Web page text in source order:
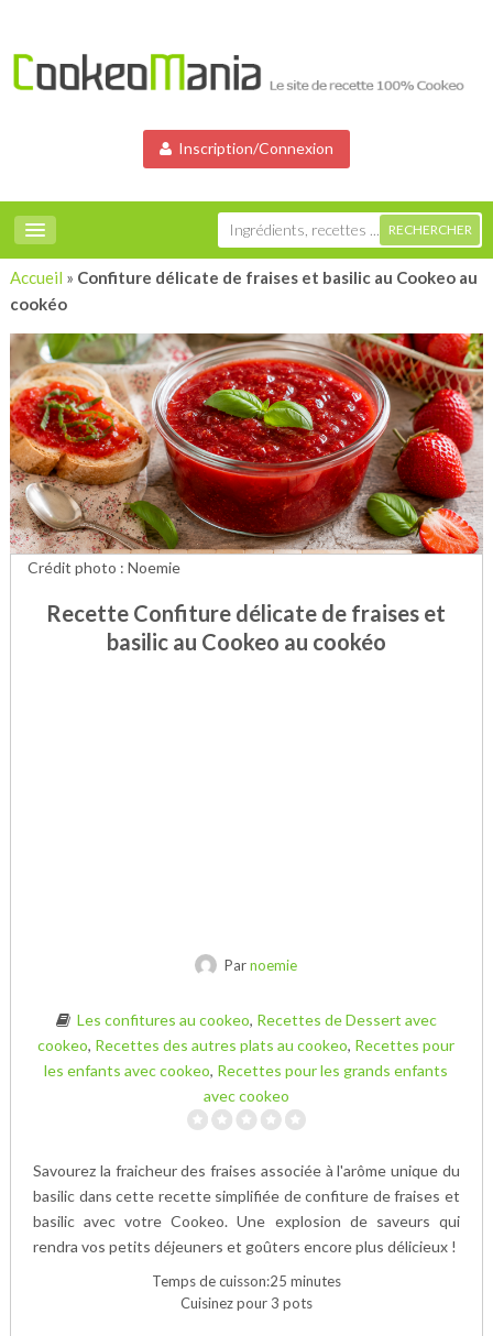
Inscription/Connexion
Accueil » Confiture délicate de fraises et basilic au Cookeo au
cookéo
Recette Confiture délicate de fraises et
basilic au Cookeo au cookéo
Parnoemie
Les confitures au cookeo, Recettes de Dessert avec
cookeo, Recettes des autres plats au cookeo, Recettes pour
les enfants avec cookeo, Recettes pour les grands enfants
avec cookeo
Savourez la fraicheur des fraises associée à l'arôme unique du
basilic dans cette recette simplifiée de confiture de fraises et
basilic avec votre Cookeo. Une explosion de saveurs qui
rendra vos petits déjeuners et goûters encore plus délicieux !
Temps de cuisson:25 minutes
Cuisinez pour 3 pots
Crédit photo : Noemie